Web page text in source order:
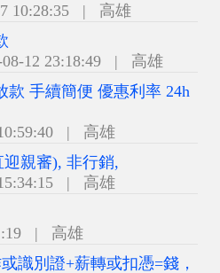
10:28:35 |
高雄
12 23:18:49 |
高雄
款 手續簡便 優惠利率 24h
|
高雄
親審), 非行銷,
|
高雄
|
高雄
識別證+薪轉或扣憑=錢，